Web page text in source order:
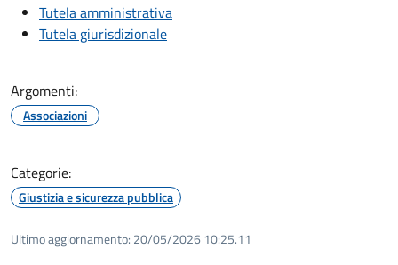
Tutela amministrativa
Tutela giurisdizionale
Argomenti:
Associazioni
Categorie:
Giustizia e sicurezza pubblica
Ultimo aggiornamento: 20/05/2026 10:25.11